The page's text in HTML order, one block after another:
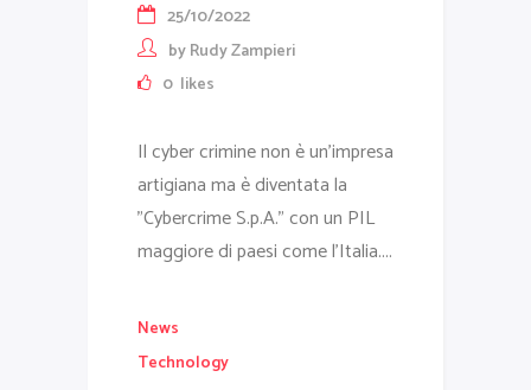
25/10/2022
byRudy Zampieri
0 likes
Il cyber crimine non è un’impresa
artigiana ma è diventata la
"Cybercrime S.p.A." con un PIL
maggiore di paesi come l’Italia....
News
Technology